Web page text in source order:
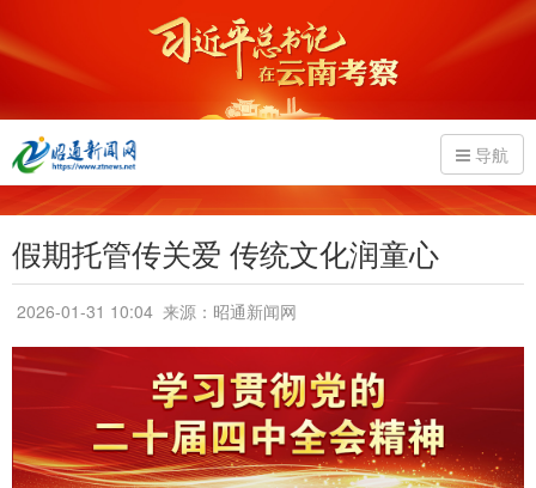
导航
假期托管传关爱 传统文化润童心
2026-01-31 10:04 来源：昭通新闻网